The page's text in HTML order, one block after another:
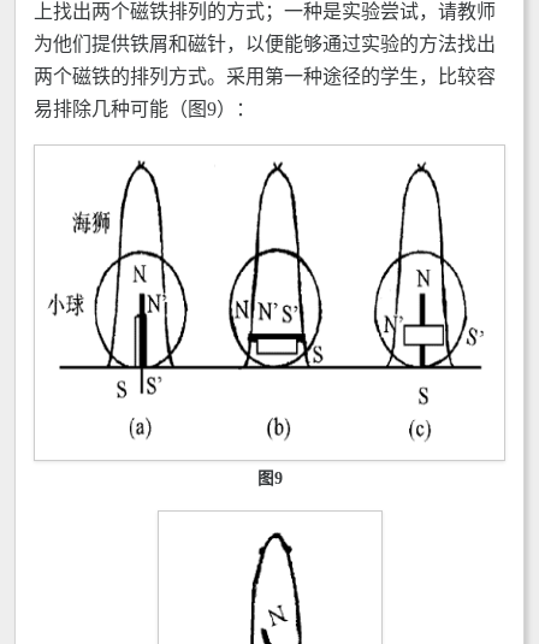
上找出两个磁铁排列的方式；一种是实验尝试，请教师
为他们提供铁屑和磁针，以便能够通过实验的方法找出
两个磁铁的排列方式。采用第一种途径的学生，比较容
易排除几种可能（图9）：
图9